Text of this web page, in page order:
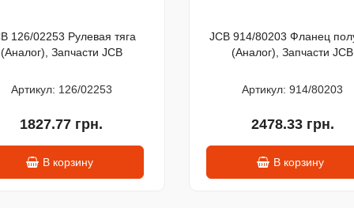
126/02253 Рулевая тяга
(Аналог), Запчасти JCB
Артикул: 126/02253
1827.77 грн.
В корзину
JCB 914/80203 Фланец
(Аналог), Запчасти JCB
Артикул: 914/80203
2478.33 грн.
В корзину